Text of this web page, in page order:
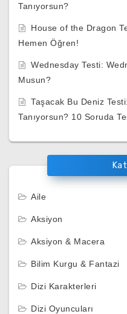
Tanıyorsun?
House of the Dragon
Hemen Öğren!
Wednesday Testi:
Musun?
Taşacak Bu Deniz
Tanıyorsun? 10 Soruda
Aile
Aksiyon
Aksiyon & Macera
Bilim Kurgu & Fantazi
Dizi Karakterleri
Dizi Oyuncuları